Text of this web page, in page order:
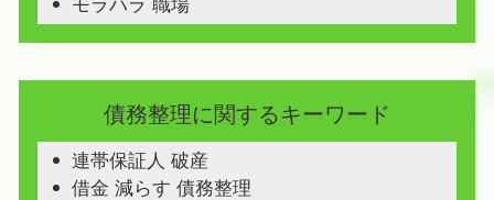
モラハラ 職場
債務整理に関するキーワード
連帯保証人 破産
借金 減らす 債務整理